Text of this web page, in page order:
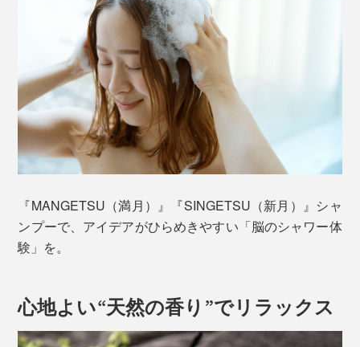
『MANGETSU（満月）』『SINGETSU（新月）』シャ
ンプーで、アイデアがひらめきやすい「脳のシャワー体
験」を。
心地よい“天然の香り”でリラックス